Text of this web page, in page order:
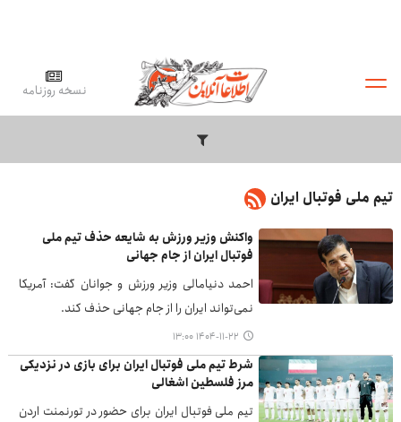
نسخه روزنامه
تیم ملی فوتبال ایران
واکنش وزیر ورزش به شایعه حذف تیم ملی
فوتبال ایران از جام جهانی
احمد دنیامالی وزیر ورزش و جوانان گفت: آمریکا
نمی‌تواند ایران را از جام جهانی حذف کند.
۱۴۰۴-۱۱-۲۲ ۱۳:۰۰
شرط تیم ملی فوتبال ایران برای بازی در نزدیکی
مرز فلسطین اشغالی
تیم ملی فوتبال ایران برای حضور در تورنمنت اردن